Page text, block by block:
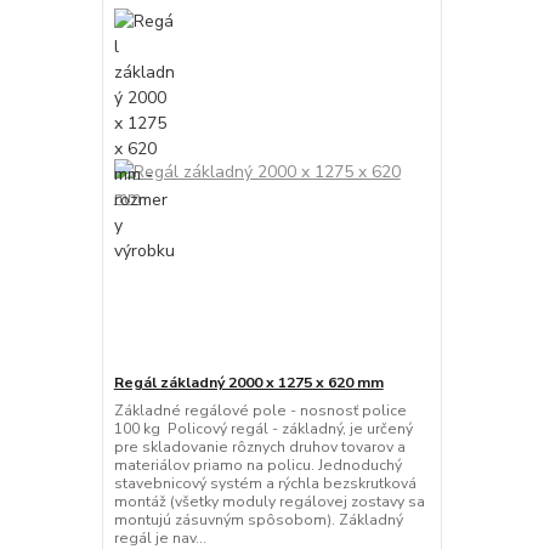
Regál základný 2000 x 1275 x 620 mm
Základné regálové pole - nosnosť police
100 kg Policový regál - základný, je určený
pre skladovanie rôznych druhov tovarov a
materiálov priamo na policu. Jednoduchý
stavebnicový systém a rýchla bezskrutková
montáž (všetky moduly regálovej zostavy sa
montujú zásuvným spôsobom). Základný
regál je nav...